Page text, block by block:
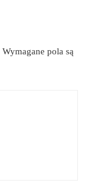
Wymagane pola są